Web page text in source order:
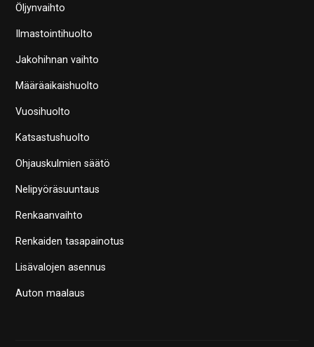
Öljynvaihto
Ilmastointihuolto
Jakohihnan vaihto
Määräaikaishuolto
Vuosihuolto
Katsastushuolto
Ohjauskulmien säätö
Nelipyöräsuuntaus
Renkaanvaihto
Renkaiden tasapainotus
Lisävalojen asennus
Auton maalaus